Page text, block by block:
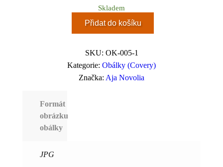
Skladem
Přidat do košíku
SKU: OK-005-1
Kategorie: Obálky (Covery)
Značka: Aja Novolia
Formát
obrázku
obálky
JPG